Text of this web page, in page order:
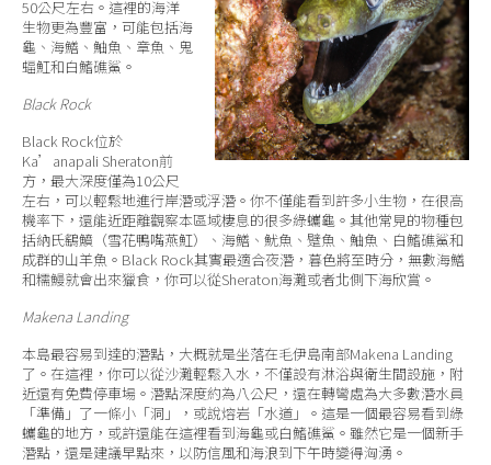
50公尺左右。這裡的海洋
生物更為豐富，可能包括海
龜、海鱔、鮋魚、章魚、鬼
蝠魟和白鰭礁鯊。
Black Rock
Black Rock位於
Ka’anapali Sheraton前
方，最大深度僅為10公尺
左右，可以輕鬆地進行岸潛或浮潛。你不僅能看到許多小生物，在很高
機率下，還能近距離觀察本區域棲息的很多綠蠵龜。其他常見的物種包
括納氏鷂鱝（雪花鴨嘴燕魟）、海鱔、魷魚、躄魚、鮋魚、白鰭礁鯊和
成群的山羊魚。Black Rock其實最適合夜潛，暮色將至時分，無數海鱔
和糯鰻就會出來獵食，你可以從Sheraton海灘或者北側下海欣賞。
Makena Landing
本島最容易到達的潛點，大概就是坐落在毛伊島南部Makena Landing
了。在這裡，你可以從沙灘輕鬆入水，不僅設有淋浴與衛生間設施，附
近還有免費停車場。潛點深度約為八公尺，還在轉彎處為大多數潛水員
「準備」了一條小「洞」，或說熔岩「水道」。這是一個最容易看到綠
蠵龜的地方，或許還能在這裡看到海龜或白鰭礁鯊。雖然它是一個新手
潛點，還是建議早點來，以防信風和海浪到下午時變得洶湧。